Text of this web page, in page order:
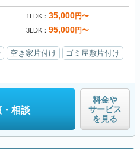
1LDK 35,000円〜
3LDK 95,000円〜
空き家片付け
ゴミ屋敷片付け
・相談
料金や
サービス
を見る